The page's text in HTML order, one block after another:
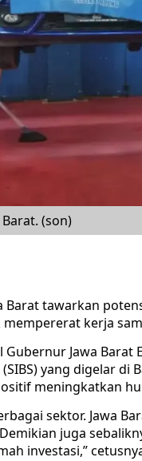
(son)
Barat tawarkan
kerja
Jawa Barat
yang digelar di
meningkatkan
sektor. Jawa
juga
investasi,”